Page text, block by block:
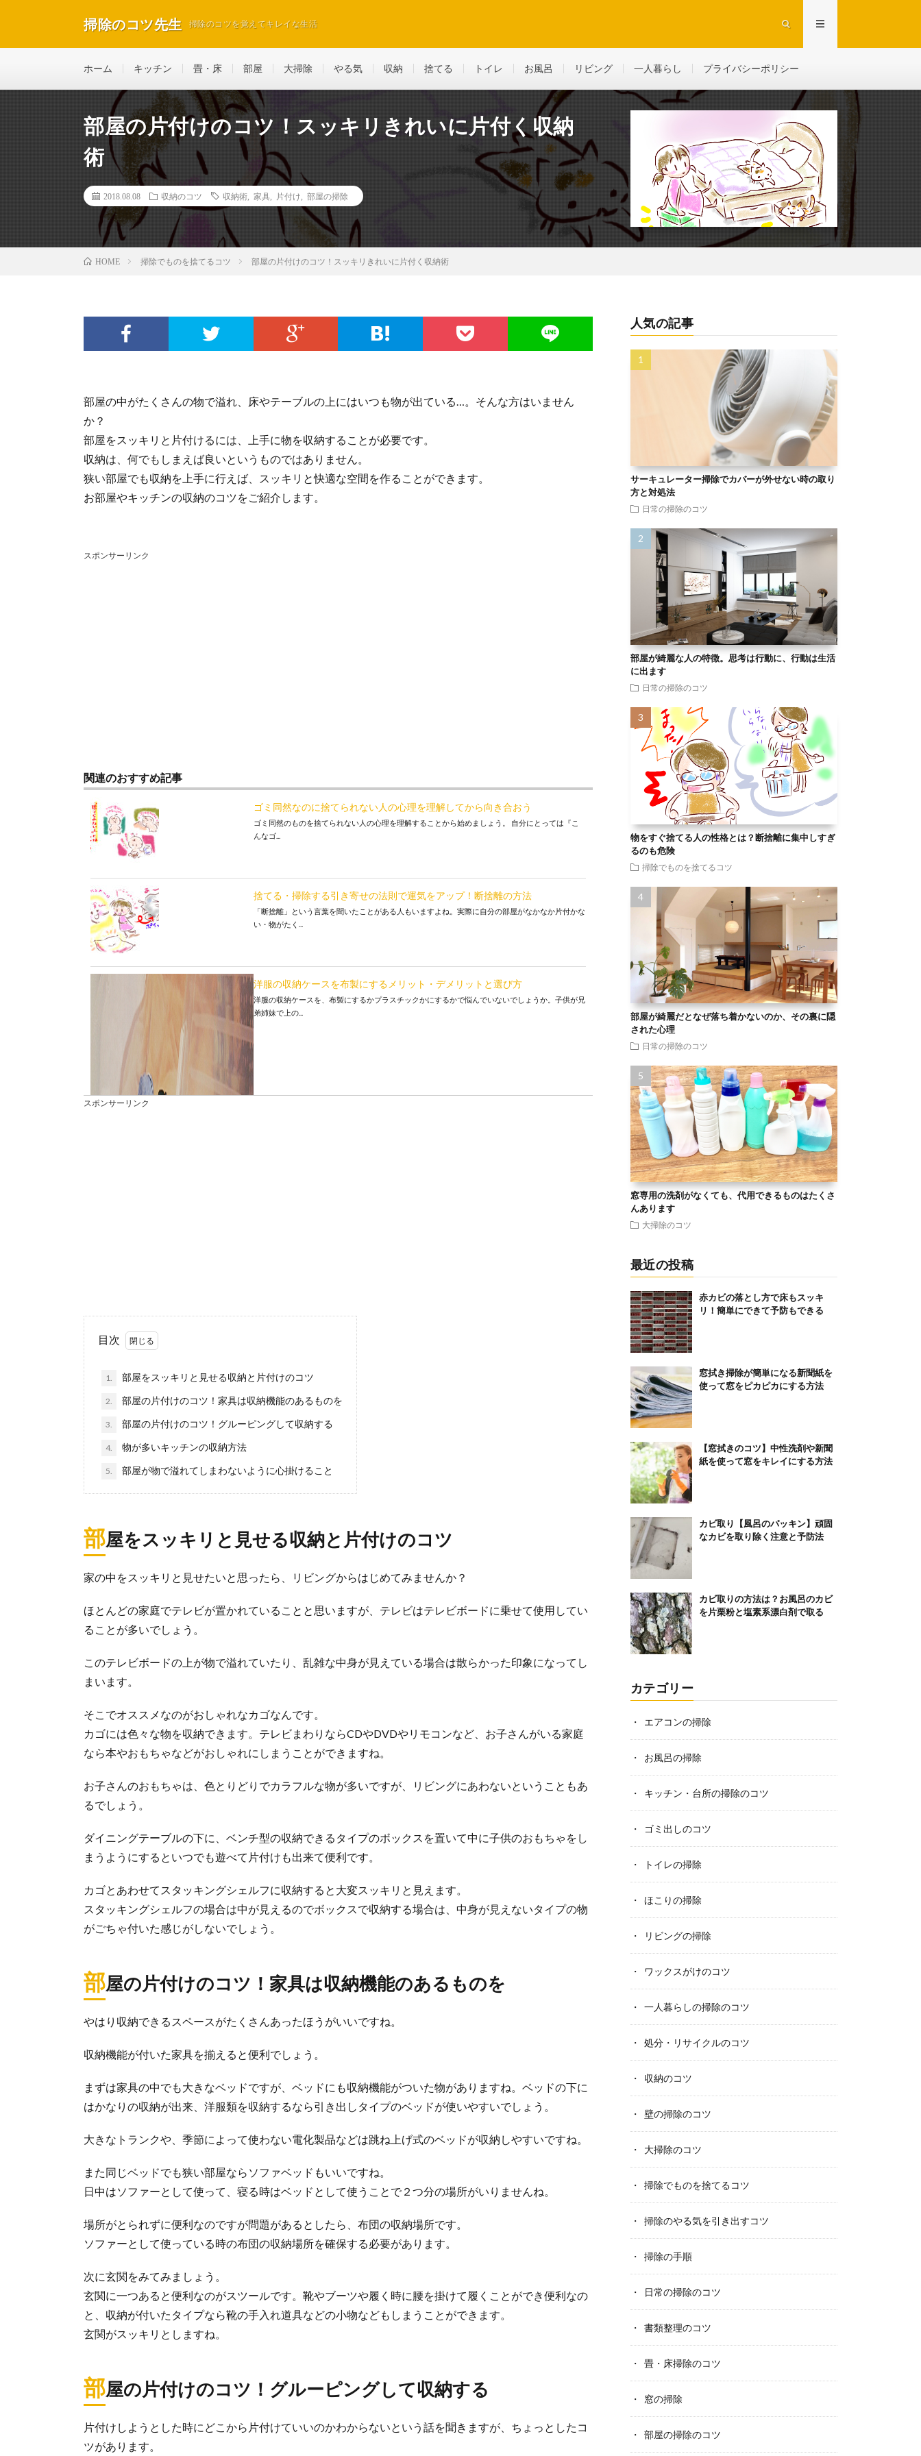
掃除のコツ先生 掃除のコツを覚えてキレイな生活
ホーム キッチン 畳・床 部屋 大掃除 やる気 収納 捨てる トイレ お風呂 リビング 一人暮らし プライバシーポリシー
部屋の片付けのコツ！スッキリきれいに片付く収納
術
2018.08.08 収納のコツ 収納術 家具 片付け 部屋の掃除
HOME 掃除でものを捨てるコツ 部屋の片付けのコツ！スッキリきれいに片付く収納術
部屋の中がたくさんの物で溢れ、床やテーブルの上にはいつも物が出ている…。そんな方はいません
か？
部屋をスッキリと片付けるには、上手に物を収納することが必要です。
収納は、何でもしまえば良いというものではありません。
狭い部屋でも収納を上手に行えば、スッキリと快適な空間を作ることができます。
お部屋やキッチンの収納のコツをご紹介します。
スポンサーリンク
関連のおすすめ記事
ゴミ同然なのに捨てられない人の心理を理解してから向き合おう
ゴミ同然のものを捨てられない人の心理を理解することから始めましょう。 自分にとっては『こ
んなゴ...
捨てる・掃除する引き寄せの法則で運気をアップ！断捨離の方法
「断捨離」という言葉を聞いたことがある人もいますよね。実際に自分の部屋がなかなか片付かな
い・物がたく...
洋服の収納ケースを布製にするメリット・デメリットと選び方
洋服の収納ケースを、布製にするかプラスチックかにするかで悩んでいないでしょうか。子供が兄
弟姉妹で上の...
片付けで捨てるべき物のリストや捨てるコツをわかりやすく紹介
「断捨...
運気を上げるためにはいらない物を捨てて片付けることが大切だと言われていますが、捨てる物の
基準がわから...
【クローゼット収納術】おしゃれに見せるアイデアを紹介します
のかわからな...
整理整頓のコツ！キッチンは使いやすさを考えてスッキリと収納
スポンサーリンク
目次
1. 部屋をスッキリと見せる収納と片付けのコツ
2. 部屋の片付けのコツ！家具は収納機能のあるものを
3. 部屋の片付けのコツ！グルーピングして収納する
4. 物が多いキッチンの収納方法
5. 部屋が物で溢れてしまわないように心掛けること
部屋をスッキリと見せる収納と片付けのコツ
家の中をスッキリと見せたいと思ったら、リビングからはじめてみませんか？
ほとんどの家庭でテレビが置かれていることと思いますが、テレビはテレビボードに乗せて使用してい
ることが多いでしょう。
このテレビボードの上が物で溢れていたり、乱雑な中身が見えている場合は散らかった印象になってし
まいます。
そこでオススメなのがおしゃれなカゴなんです。
カゴには色々な物を収納できます。テレビまわりならCDやDVDやリモコンなど、お子さんがいる家庭
なら本やおもちゃなどがおしゃれにしまうことができますね。
お子さんのおもちゃは、色とりどりでカラフルな物が多いですが、リビングにあわないということもあ
るでしょう。
ダイニングテーブルの下に、ベンチ型の収納できるタイプのボックスを置いて中に子供のおもちゃをし
まうようにするといつでも遊べて片付けも出来て便利です。
カゴとあわせてスタッキングシェルフに収納すると大変スッキリと見えます。
スタッキングシェルフの場合は中が見えるのでボックスで収納する場合は、中身が見えないタイプの物
がごちゃ付いた感じがしないでしょう。
部屋の片付けのコツ！家具は収納機能のあるものを
やはり収納できるスペースがたくさんあったほうがいいですね。
収納機能が付いた家具を揃えると便利でしょう。
まずは家具の中でも大きなベッドですが、ベッドにも収納機能がついた物がありますね。ベッドの下に
はかなりの収納が出来、洋服類を収納するなら引き出しタイプのベッドが使いやすいでしょう。
大きなトランクや、季節によって使わない電化製品などは跳ね上げ式のベッドが収納しやすいですね。
また同じベッドでも狭い部屋ならソファベッドもいいですね。
日中はソファーとして使って、寝る時はベッドとして使うことで２つ分の場所がいりませんね。
場所がとられずに便利なのですが問題があるとしたら、布団の収納場所です。
ソファーとして使っている時の布団の収納場所を確保する必要があります。
次に玄関をみてみましょう。
玄関に一つあると便利なのがスツールです。靴やブーツや履く時に腰を掛けて履くことができ便利なの
と、収納が付いたタイプなら靴の手入れ道具などの小物などもしまうことができます。
玄関がスッキリとしますね。
部屋の片付けのコツ！グルーピングして収納する
片付けしようとした時にどこから片付けていいのかわからないという話を聞きますが、ちょっとしたコ
ツがあります。
人気の記事
サーキュレーター掃除でカバーが外せない時の取り
方と対処法
日常の掃除のコツ
部屋が綺麗な人の特徴。思考は行動に、行動は生活
に出ます
日常の掃除のコツ
物をすぐ捨てる人の性格とは？断捨離に集中しすぎ
るのも危険
掃除でものを捨てるコツ
部屋が綺麗だとなぜ落ち着かないのか、その裏に隠
された心理
日常の掃除のコツ
窓専用の洗剤がなくても、代用できるものはたくさ
んあります
大掃除のコツ
最近の投稿
赤カビの落とし方で床もスッキ
リ！簡単にできて予防もできる
窓拭き掃除が簡単になる新聞紙を
使って窓をピカピカにする方法
【窓拭きのコツ】中性洗剤や新聞
紙を使って窓をキレイにする方法
カビ取り【風呂のパッキン】頑固
なカビを取り除く注意と予防法
カビ取りの方法は？お風呂のカビ
を片栗粉と塩素系漂白剤で取る
カテゴリー
エアコンの掃除
お風呂の掃除
キッチン・台所の掃除のコツ
ゴミ出しのコツ
トイレの掃除
ほこりの掃除
リビングの掃除
ワックスがけのコツ
一人暮らしの掃除のコツ
処分・リサイクルのコツ
収納のコツ
壁の掃除のコツ
大掃除のコツ
掃除でものを捨てるコツ
掃除のやる気を引き出すコツ
掃除の手順
日常の掃除のコツ
書類整理のコツ
畳・床掃除のコツ
窓の掃除
部屋の掃除のコツ